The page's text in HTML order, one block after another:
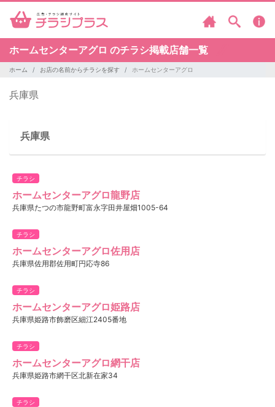
ホームセンターアグロ のチラシ掲載店舗一覧
ホーム お店の名前からチラシを探す ホームセンターアグロ
兵庫県
兵庫県
チラシ
ホームセンターアグロ龍野店
兵庫県たつの市龍野町富永字田井屋畑1005-64
チラシ
ホームセンターアグロ佐用店
兵庫県佐用郡佐用町円応寺86
チラシ
ホームセンターアグロ姫路店
兵庫県姫路市飾磨区細江2405番地
チラシ
ホームセンターアグロ網干店
兵庫県姫路市網干区北新在家34
チラシ